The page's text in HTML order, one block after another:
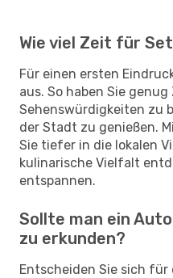
Wie viel Zeit für
Für einen ersten
aus. So haben Sie
Sehenswürdigkeiten zu
der Stadt zu genießen.
Sie tiefer in die lokalen
kulinarische Vielfalt
entspannen.
Sollte man ein
zu erkunden?
Entscheiden Sie sich für